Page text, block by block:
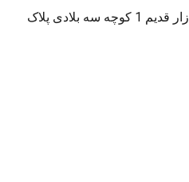
بوشهر دهدشتی کوچه بازار قدیم 1 کوچه سه بلادی پلاک